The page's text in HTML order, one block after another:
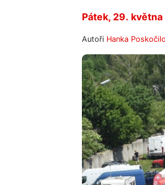
Pátek, 29.
Autoři Hanka